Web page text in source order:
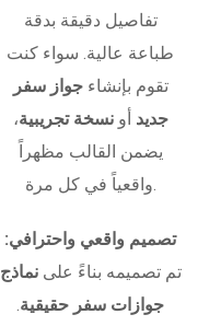
تفاصيل دقيقة بدقة
طباعة عالية. سواء كنت
تقوم بإنشاءجواز سفر
جديد أونسخة تجريبية،
يضمن القالب مظهراً
واقعياً في كل مرة.
تصميم واقعي واحترافي:
تم تصميمه بناءً علىنماذج
جوازات سفر حقيقية.